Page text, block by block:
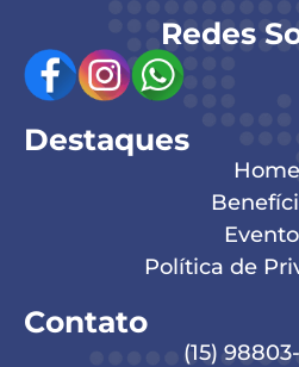
Redes
Destaques
Home
Política de
Contato
(15)